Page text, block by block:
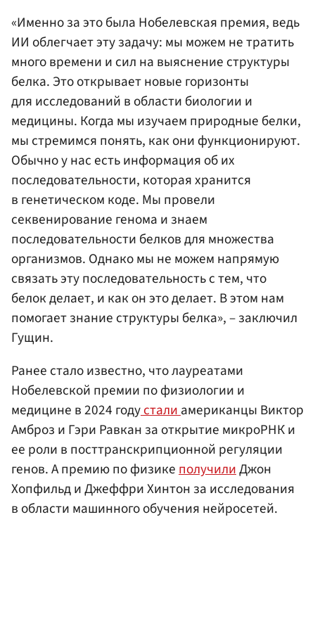
«Именно за это была Нобелевская премия, ведь
ИИ облегчает эту задачу: мы можем не тратить
много времени и сил на выяснение структуры
белка. Это открывает новые горизонты
для исследований в области биологии и
медицины. Когда мы изучаем природные белки,
мы стремимся понять, как они функционируют.
Обычно у нас есть информация об их
последовательности, которая хранится
в генетическом коде. Мы провели
секвенирование генома и знаем
последовательности белков для множества
организмов. Однако мы не можем напрямую
связать эту последовательность с тем, что
белок делает, и как он это делает. В этом нам
помогает знание структуры белка», – заключил
Гущин.
Ранее стало известно, что лауреатами
Нобелевской премии по физиологии и
медицине в 2024 годусталиамериканцы Виктор
Амброз и Гэри Равкан за открытие микроРНК и
ее роли в посттранскрипционной регуляции
генов. А премию по физикеполучилиДжон
Хопфильд и Джеффри Хинтон за исследования
в области машинного обучения нейросетей.